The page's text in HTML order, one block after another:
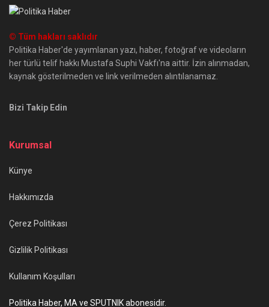
© Tüm hakları saklıdır
Politika Haber'de yayımlanan yazı, haber, fotoğraf ve videoların
her türlü telif hakkı Mustafa Suphi Vakfı'na aittir. İzin alınmadan,
kaynak gösterilmeden ve link verilmeden alıntılanamaz.
Bizi Takip Edin
Kurumsal
Künye
Hakkımızda
Çerez Politikası
Gizlilik Politikası
Kullanım Koşulları
Politika Haber, MA ve SPUTNIK abonesidir.